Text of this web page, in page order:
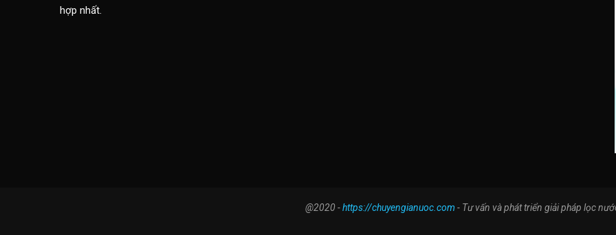
hợp nhất.
@2020 -https://chuyengianuoc.com - Tư vấn và phát triển giải pháp lọc